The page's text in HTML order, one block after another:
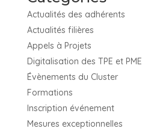
Actualités des adhérents
Actualités filières
Appels à Projets
Digitalisation des TPE et PME
Évènements du Cluster
Formations
Inscription événement
Mesures exceptionnelles